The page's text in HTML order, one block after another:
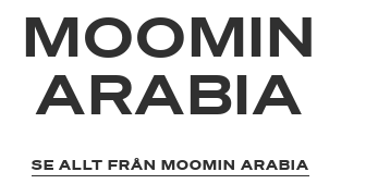
MOOMIN
ARABIA
SE ALLT FRÅN MOOMIN ARABIA